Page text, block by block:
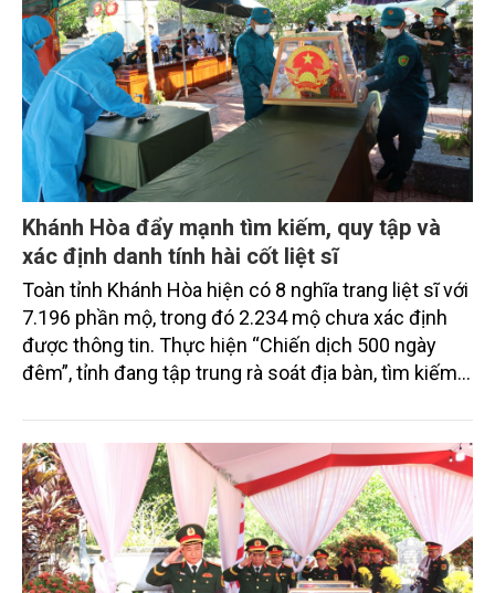
Khánh Hòa đẩy mạnh tìm kiếm, quy tập và
xác định danh tính hài cốt liệt sĩ
Toàn tỉnh Khánh Hòa hiện có 8 nghĩa trang liệt sĩ với
7.196 phần mộ, trong đó 2.234 mộ chưa xác định
được thông tin. Thực hiện “Chiến dịch 500 ngày
đêm”, tỉnh đang tập trung rà soát địa bàn, tìm kiếm,
giám định ADN, với sự tham gia của các cấp, ngành,
địa phương và lực lượng tại cơ sở.